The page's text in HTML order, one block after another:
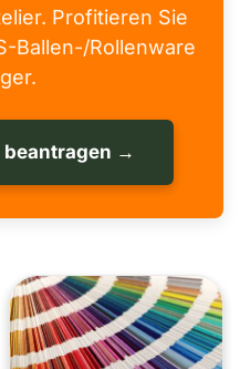
Profitieren Sie
Ballen-/Rollenware
beantragen →